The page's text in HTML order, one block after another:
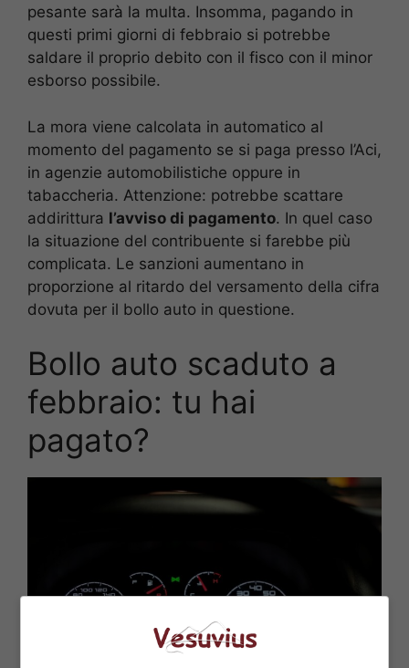
pesante sarà la multa. Insomma, pagando in
questi primi giorni di febbraio si potrebbe
saldare il proprio debito con il fisco con il minor
esborso possibile.
La mora viene calcolata in automatico al
momento del pagamento se si paga presso l’Aci,
in agenzie automobilistiche oppure in
tabaccheria. Attenzione: potrebbe scattare
addirittura l’avviso di pagamento. In quel caso
la situazione del contribuente si farebbe più
complicata. Le sanzioni aumentano in
proporzione al ritardo del versamento della cifra
dovuta per il bollo auto in questione.
Bollo auto scaduto a
febbraio: tu hai
pagato?